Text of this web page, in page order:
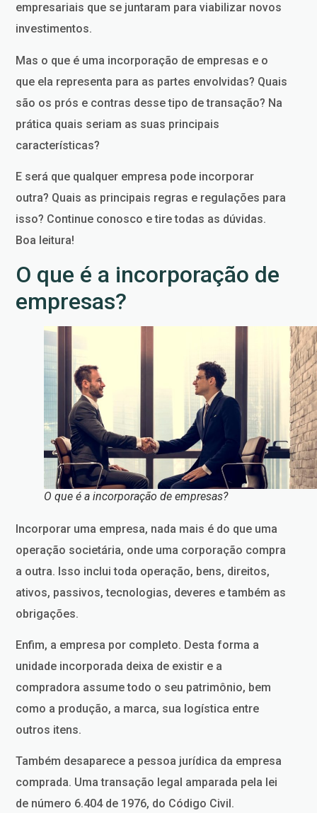
empresariais que se juntaram para viabilizar novos
investimentos.
Mas o que é uma incorporação de empresas e o
que ela representa para as partes envolvidas? Quais
são os prós e contras desse tipo de transação? Na
prática quais seriam as suas principais
características?
E será que qualquer empresa pode incorporar
outra? Quais as principais regras e regulações para
isso? Continue conosco e tire todas as dúvidas.
Boa leitura!
O que é a incorporação de
empresas?
O que é a incorporação de empresas?
Incorporar uma empresa, nada mais é do que uma
operação societária, onde uma corporação compra
a outra. Isso inclui toda operação, bens, direitos,
ativos, passivos, tecnologias, deveres e também as
obrigações.
Enfim, a empresa por completo. Desta forma a
unidade incorporada deixa de existir e a
compradora assume todo o seu patrimônio, bem
como a produção, a marca, sua logística entre
outros itens.
Também desaparece a pessoa jurídica da empresa
comprada. Uma transação legal amparada pela lei
de número 6.404 de 1976, do Código Civil.